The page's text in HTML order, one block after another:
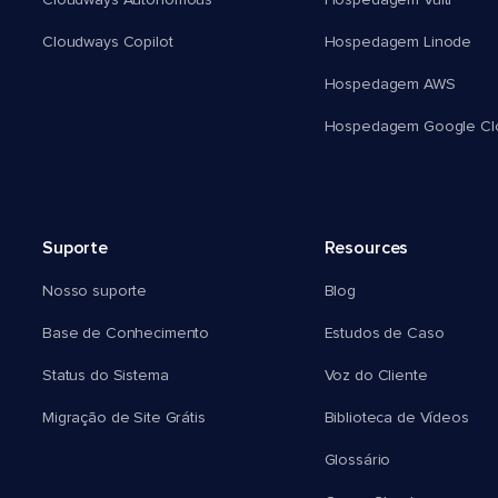
Cloudways Copilot Hospedagem Linode
Hospedagem AWS
Hospedagem Google
Suporte
Nosso suporte
Base de Conhecimento
Status do Sistema
Migração de Site Grátis
Resources
Blog
Estudos de Caso
Voz do Cliente
Biblioteca de Vídeos
Glossário